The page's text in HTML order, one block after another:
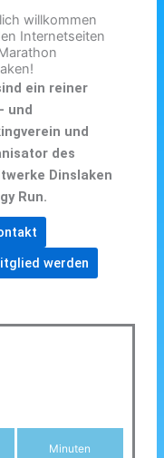
willkommen
Internetseiten
ein reiner
und
und
des
Dinslaken
Run.
werden
Minuten